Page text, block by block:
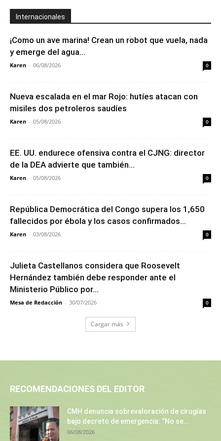
Internacionales
¡Como un ave marina! Crean un robot que vuela, nada
y emerge del agua...
Karen - 06/08/2026 0
Nueva escalada en el mar Rojo: hutíes atacan con
misiles dos petroleros saudíes
Karen - 05/08/2026 0
EE. UU. endurece ofensiva contra el CJNG: director
de la DEA advierte que también...
Karen - 05/08/2026 0
República Democrática del Congo supera los 1,650
fallecidos por ébola y los casos confirmados...
Karen - 03/08/2026 0
Julieta Castellanos considera que Roosevelt
Hernández también debe responder ante el
Ministerio Público por...
Mesa de Redacción - 30/07/2026 0
Cargar más
RECOMENDACIONES DEL EDITOR
CMH denuncia sobrevaloración de cirugías
bajo decreto de emergencia: “No se...
06/08/2026